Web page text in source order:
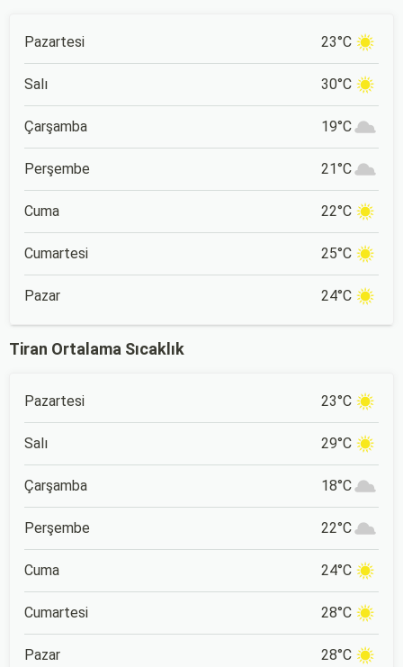
Pazartesi 23°C
Salı 30°C
Çarşamba 19°C
Perşembe 21°C
Cuma 22°C
Cumartesi 25°C
Pazar 24°C
Tiran Ortalama Sıcaklık
Pazartesi 23°C
Salı 29°C
Çarşamba 18°C
Perşembe 22°C
Cuma 24°C
Cumartesi 28°C
Pazar 28°C